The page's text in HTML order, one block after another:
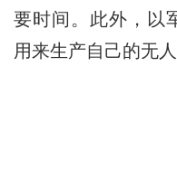
要时间。此外，以
用来生产自己的无